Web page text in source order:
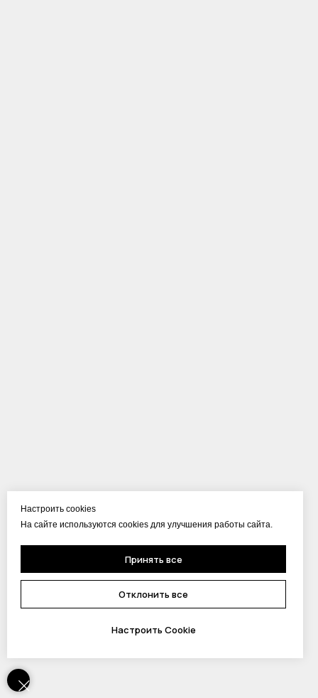
Настроить cookies
На сайте используются cookies для улучшения работы сайта.
Принять все
Отклонить все
Настроить Cookie